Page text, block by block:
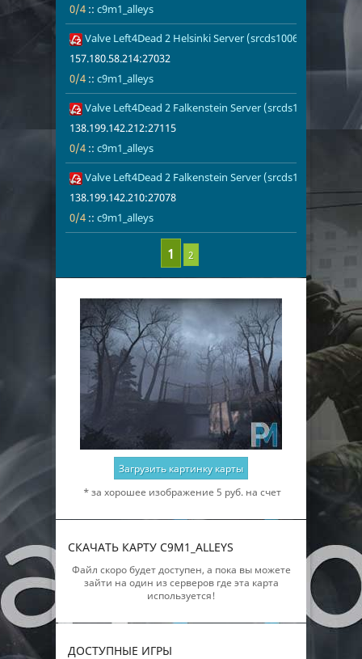
0/4 :: c9m1_alleys
Valve Left4Dead 2 Helsinki Server (srcds1006-hel-
157.180.58.214:27032
0/4 :: c9m1_alleys
c9m1_alleys
Valve Left4Dead 2 Falkenstein Server (srcds1003-fsn-
138.199.142.212:27115
0/4 :: c9m1_alleys
Valve Left4Dead 2 Falkenstein Server (srcds1005-fsn-
138.199.142.210:27078
0/4 :: c9m1_alleys
2
Загрузить картинку карты
* за хорошее изображение 5 руб. на счет
СКАЧАТЬ КАРТУ C9M1_ALLEYS
Файл скоро будет доступен, а пока вы можете
зайти на один из серверов где эта карта
используется!
ДОСТУПНЫЕ ИГРЫ